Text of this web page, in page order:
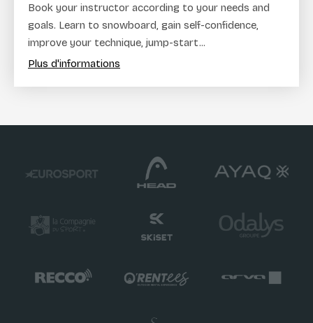
Book your instructor according to your needs and
goals. Learn to snowboard, gain self-confidence,
improve your technique, jump-start...
Plus d'informations